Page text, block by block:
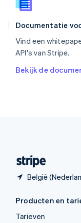
Documentatie
Vind een
API's van Stripe.
Bekijk de
België
Thailand
Tsjechië
Vasteland van
简体中文English
English
Producten en
Tarieven